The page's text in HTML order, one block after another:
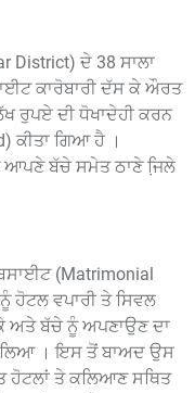
District) ਦੇ 38 ਸਾਲਾ
ਕਾਰੋਬਾਰੀ ਦੱਸ ਕੇ ਔਰਤ
ਰੁਪਏ ਦੀ ਧੋਖਾਦੇਹੀ ਕਰਨ
ਕੀਤਾ ਗਿਆ ਹੈ ।
ਆਪਣੇ ਬੱਚੇ ਸਮੇਤ ਠਾਣੇ ਜਿ਼ਲੇ
(Matrimonial
ਹੋਟਲ ਵਪਾਰੀ ਤੇ ਸਿਵਲ
ਅਤੇ ਬੱਚੇ ਨੂੰ ਅਪਣਾਉਣ ਦਾ
ਲਿਆ । ਇਸ ਤੋਂ ਬਾਅਦ ਉਸ
ਹੋਟਲਾਂ ਤੇ ਕਲਿਆਣ ਸਥਿਤ